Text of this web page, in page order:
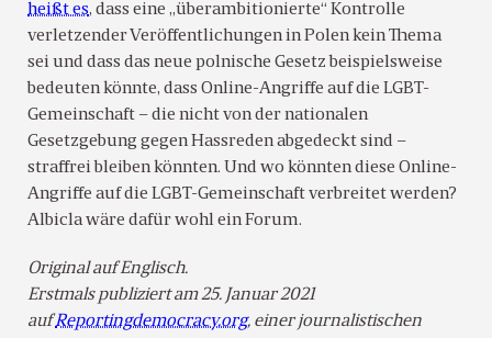
heißt es, dass eine „überambitionierte“ Kontrolle
verletzender Veröffentlichungen in Polen kein Thema
sei und dass das neue polnische Gesetz beispielsweise
bedeuten könnte, dass Online-Angriffe auf die LGBT-
Gemeinschaft – die nicht von der nationalen
Gesetzgebung gegen Hassreden abgedeckt sind –
straffrei bleiben könnten. Und wo könnten diese Online-
Angriffe auf die LGBT-Gemeinschaft verbreitet werden?
Albicla wäre dafür wohl ein Forum.
Original auf Englisch.
Erstmals publiziert am 25. Januar 2021
aufReportingdemocracy.org, einer journalistischen